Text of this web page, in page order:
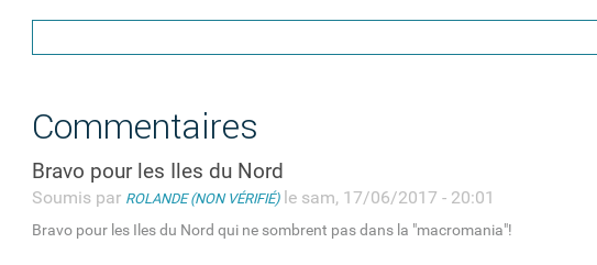
Commentaires
Bravo pour les Iles du Nord
Soumis par ROLANDE (NON VÉRIFIÉ)le sam, 17/06/2017 - 20:01
Bravo pour les Iles du Nord qui ne sombrent pas dans la "macromania"!